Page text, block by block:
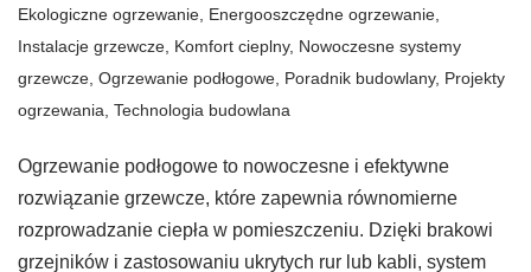
Ekologiczne ogrzewanie Energooszczędne ogrzewanie
Instalacje grzewcze Komfort cieplny, Nowoczesne systemy
grzewcze Ogrzewanie podłogowe Poradnik budowlany, Projekty
ogrzewania Technologia budowlana
Ogrzewanie podłogowe to nowoczesne i efektywne
rozwiązanie grzewcze, które zapewnia równomierne
rozprowadzanie ciepła w pomieszczeniu. Dzięki brakowi
grzejników i zastosowaniu ukrytych rur lub kabli, system